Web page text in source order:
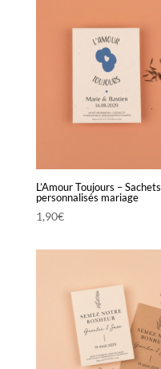
L’Amour Toujours – Sachets
personnalisés mariage
1,90€